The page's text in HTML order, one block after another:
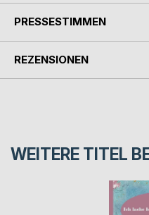
PRESSESTIMMEN
REZENSIONEN
WEITERE TITEL